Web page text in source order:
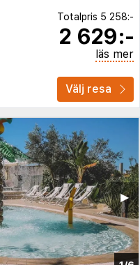
Totalpris 5 258:-
2 629:-
läs mer
Välj resa
▶︎